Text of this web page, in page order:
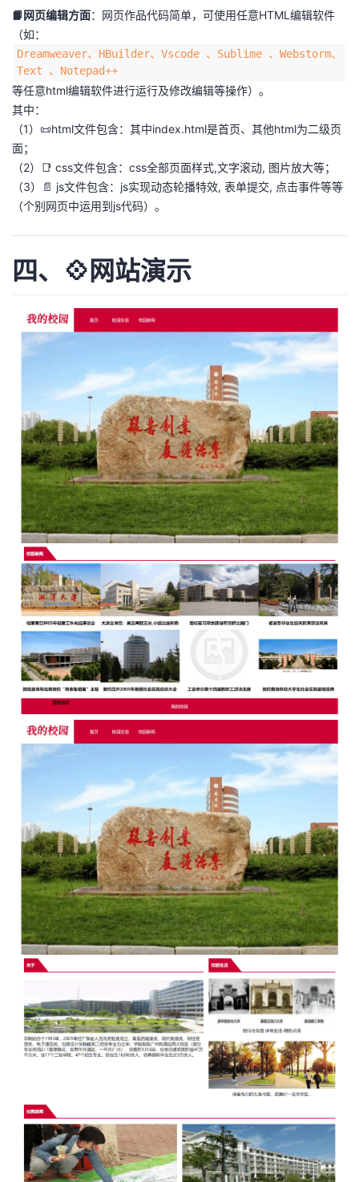
📙网页编辑方面：网页作品代码简单，可使用任意HTML编辑软件
（如：
Dreamweaver、HBuilder、Vscode 、Sublime 、Webstorm、
Text 、Notepad++
等任意html编辑软件进行运行及修改编辑等操作）。
其中：
（1）📜html文件包含：其中index.html是首页、其他html为二级页
面；
（2）📑 css文件包含：css全部页面样式,文字滚动, 图片放大等；
（3）📄 js文件包含：js实现动态轮播特效, 表单提交, 点击事件等等
（个别网页中运用到js代码）。
四、💠网站演示